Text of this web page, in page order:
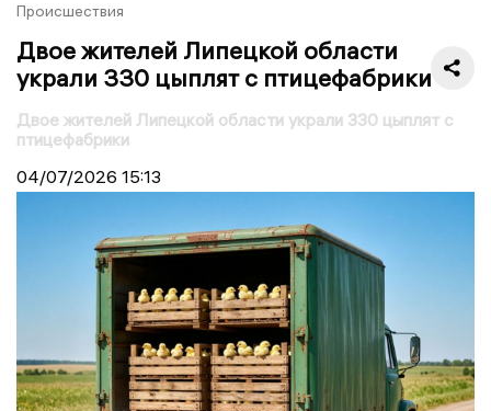
Происшествия
Двое жителей Липецкой области
украли 330 цыплят с птицефабрики
Двое жителей Липецкой области украли 330 цыплят с
птицефабрики
04/07/2026 15:13